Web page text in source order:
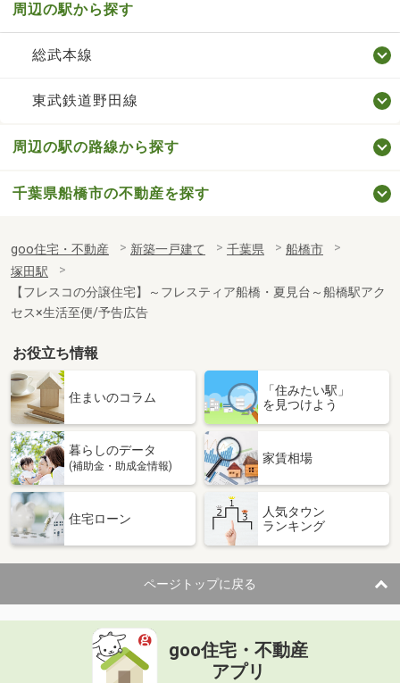
周辺の駅から探す
総武本線
東武鉄道野田線
周辺の駅の路線から探す
千葉県船橋市の不動産を探す
goo住宅・不動産 新築一戸建て 千葉県
船橋市
塚田駅
【フレスコの分譲住宅】～フレスティア船橋・夏見台～船橋駅アク
セス×生活至便/予告広告
お役立ち情報
住まいのコラム
「住みたい駅」
を見つけよう
暮らしのデータ
(補助金・助成金情報)
家賃相場
住宅ローン
人気タウン
ランキング
ページトップに戻る
goo住宅・不動産
アプリ